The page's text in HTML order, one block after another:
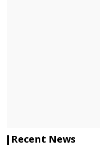
Recent News